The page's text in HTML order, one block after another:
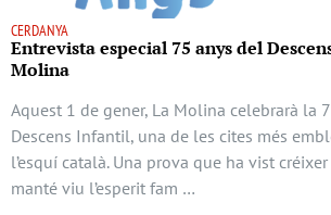
CERDANYA
Entrevista especial 75 anys del
Molina
Aquest 1 de gener, La Molina celebrarà la
Descens Infantil, una de les cites més
l’esquí català. Una prova que ha vist
manté viu l’esperit fam …